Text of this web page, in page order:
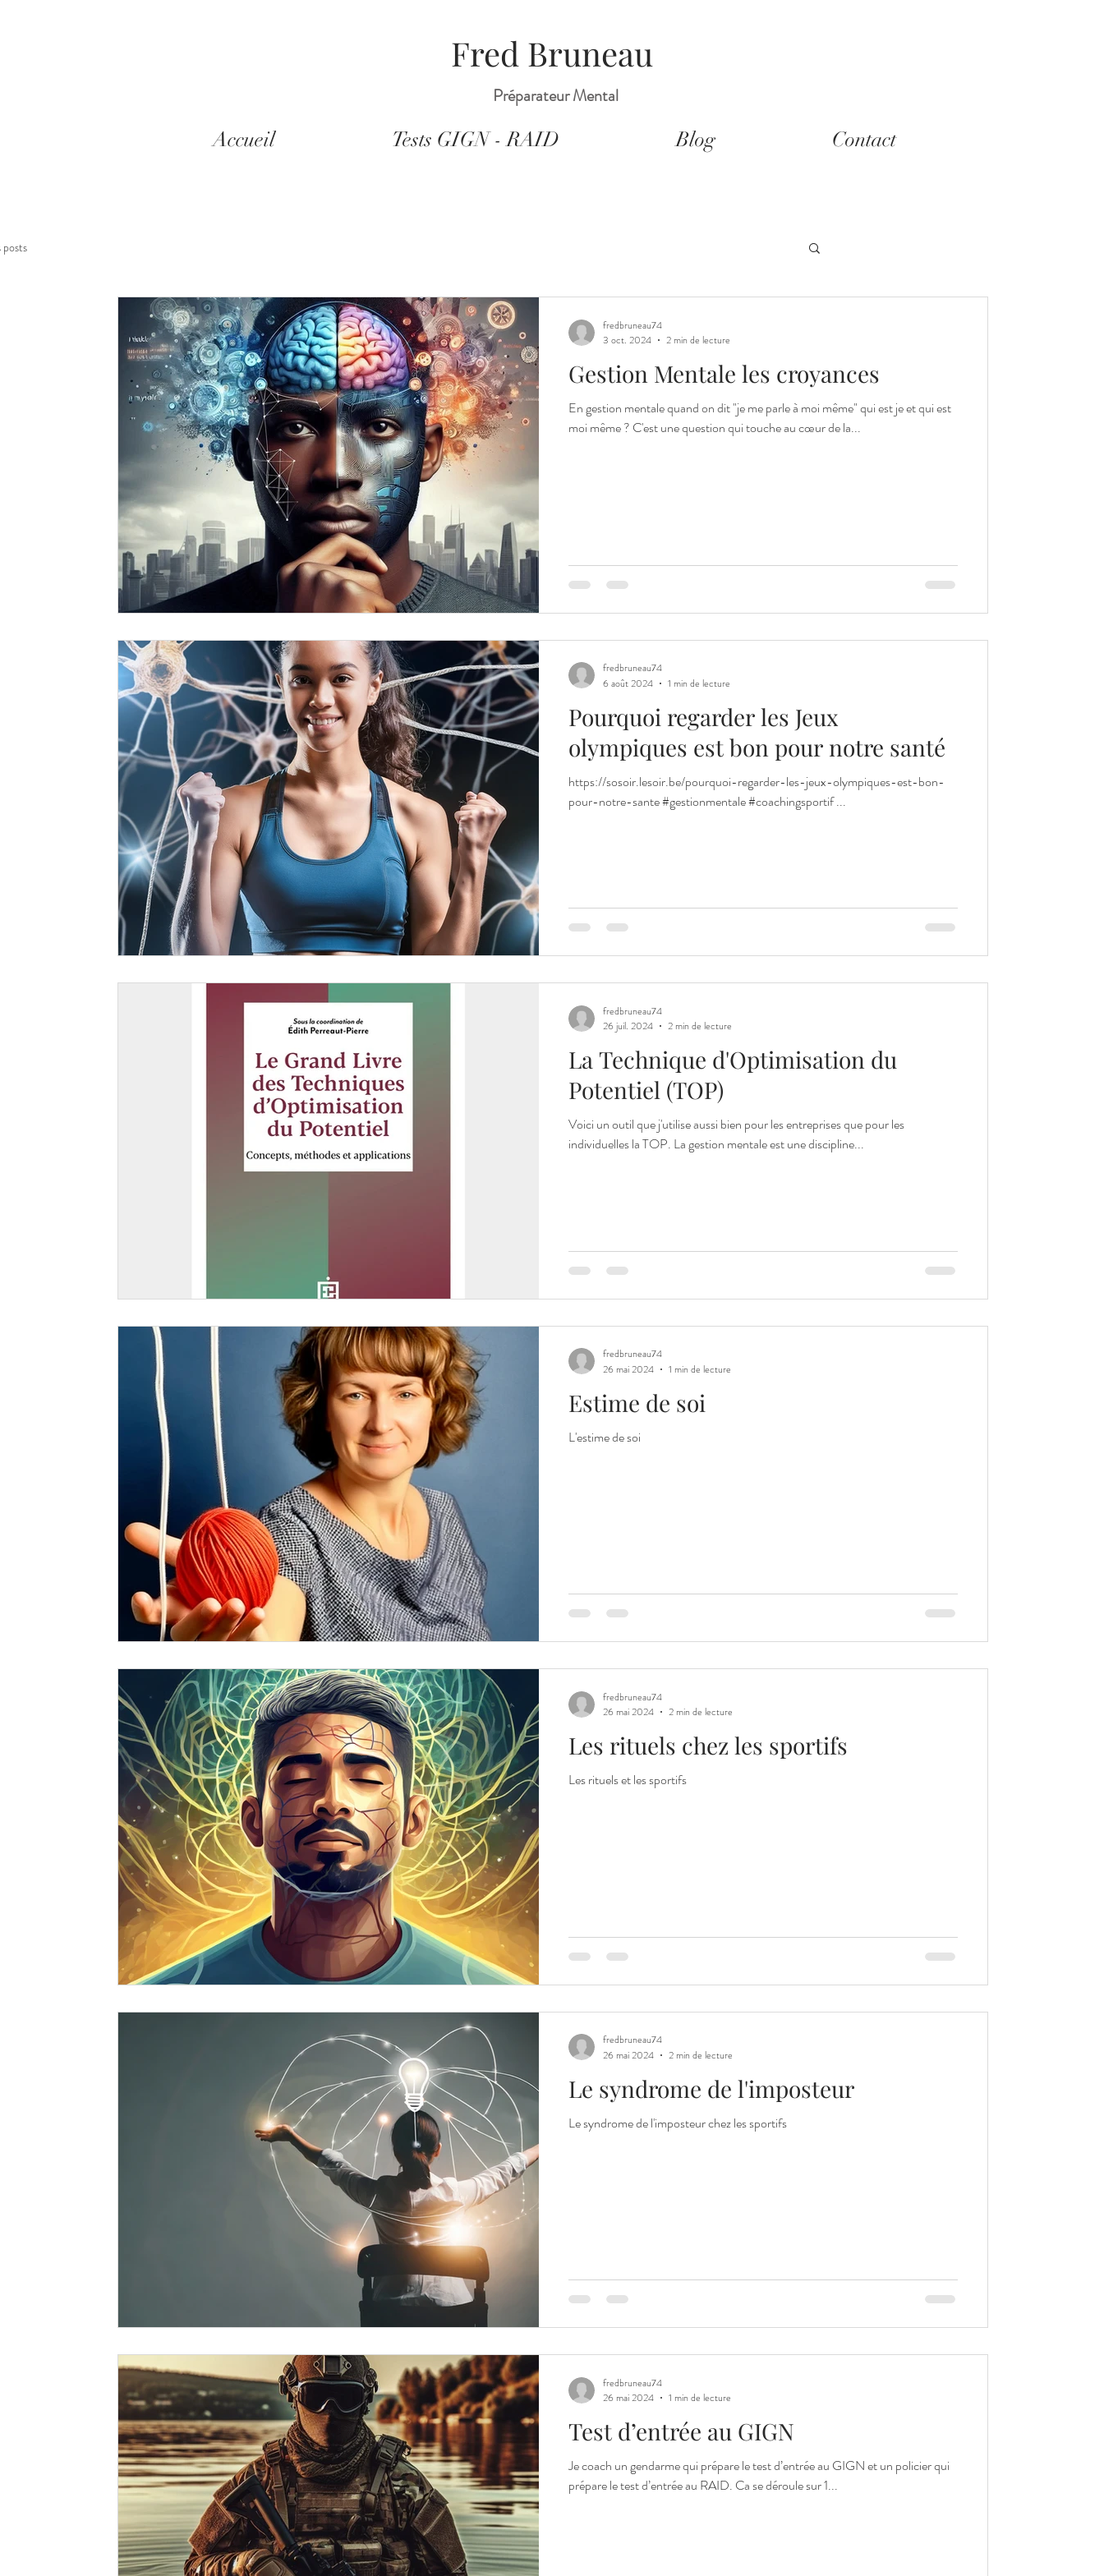
Fred Bruneau
Préparateur Mental
Accueil Tests GIGN - RAID Blog Contact
posts
Gestion Mentale les croyances
En gestion mentale quand on dit "je me parle à moi même" qui est je et qui est
moi même ? C'est une question qui touche au cœur de la...
fredbruneau74
3 oct. 2024
2 min de lecture
Pourquoi regarder les Jeux
olympiques est bon pour notre santé
https://sosoir.lesoir.be/pourquoi-regarder-les-jeux-olympiques-est-bon-
pour-notre-sante #gestionmentale #coachingsportif ...
fredbruneau74
6 août 2024
1 min de lecture
La Technique d'Optimisation du
Potentiel (TOP)
Voici un outil que j'utilise aussi bien pour les entreprises que pour les
individuelles la TOP. La gestion mentale est une discipline...
fredbruneau74
26 juil. 2024
2 min de lecture
Estime de soi
L'estime de soi
fredbruneau74
26 mai 2024
1 min de lecture
Les rituels chez les sportifs
Les rituels et les sportifs
fredbruneau74
26 mai 2024
2 min de lecture
Le syndrome de l'imposteur
Le syndrome de l'imposteur chez les sportifs
fredbruneau74
26 mai 2024
2 min de lecture
Test d’entrée au GIGN
Je coach un gendarme qui prépare le test d’entrée au GIGN et un policier qui
prépare le test d’entrée au RAID. Ca se déroule sur 1...
fredbruneau74
26 mai 2024
1 min de lecture